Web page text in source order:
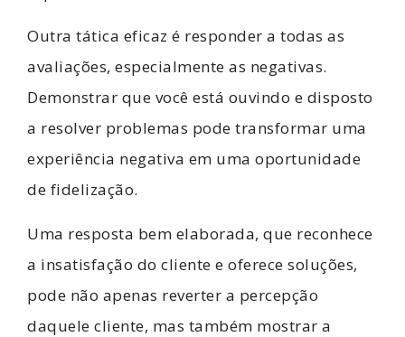
Outra tática eficaz é responder a todas as
avaliações, especialmente as negativas.
Demonstrar que você está ouvindo e disposto
a resolver problemas pode transformar uma
experiência negativa em uma oportunidade
de fidelização.
Uma resposta bem elaborada, que reconhece
a insatisfação do cliente e oferece soluções,
pode não apenas reverter a percepção
daquele cliente, mas também mostrar a